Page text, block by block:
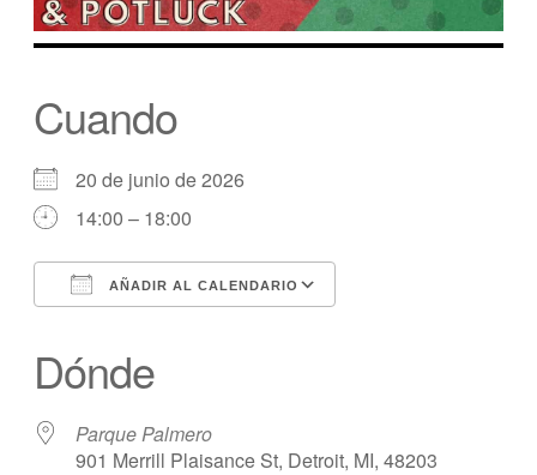
Cuando
20 de junio de 2026
14:00 – 18:00
AÑADIR AL CALENDARIO
Dónde
Parque Palmero
901 Merrill Plaisance St, Detroit, MI, 48203